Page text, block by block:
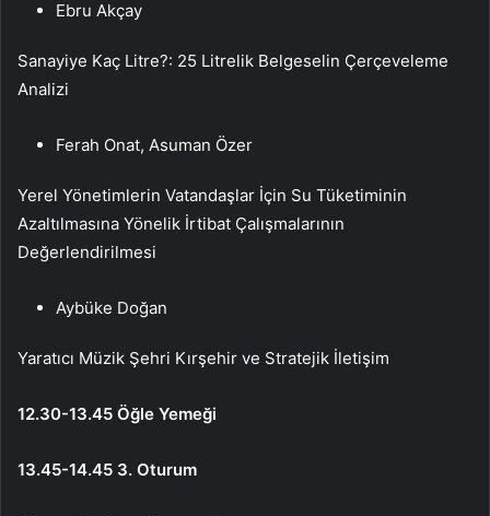
Ebru Akçay
Sanayiye Kaç Litre?: 25 Litrelik Belgeselin Çerçeveleme
Analizi
Ferah Onat, Asuman Özer
Yerel Yönetimlerin Vatandaşlar İçin Su Tüketiminin
Azaltılmasına Yönelik İrtibat Çalışmalarının
Değerlendirilmesi
Aybüke Doğan
Yaratıcı Müzik Şehri Kırşehir ve Stratejik İletişim
12.30-13.45 Öğle Yemeği
13.45-14.45 3. Oturum